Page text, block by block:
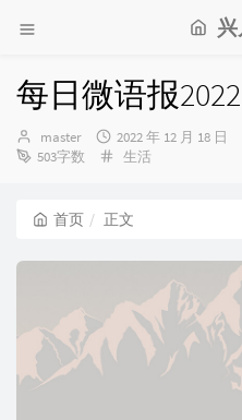
每日微语报
博
主：
master
发
布
2022 年 12 月 18 日
503字数
分
生活
首页 正文